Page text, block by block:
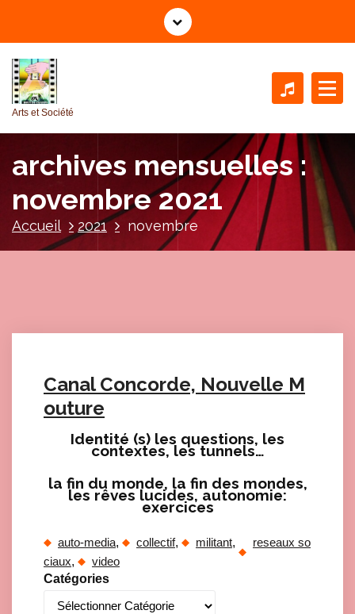
l
Arts et Société
archives mensuelles :
novembre 2021
Accueil 2021 novembre
Canal Concorde, Nouvelle M
outure
Identité (s) les questions, les
contextes, les tunnels…
Click here to accept Marketing cookies and load this content
la fin du monde, la fin des mondes,
les rêves lucides, autonomie:
exercices
Click here to accept Marketing cookies and load this content
auto-media, collectif, militant,
reseaux so
ciaux, video
Catégories